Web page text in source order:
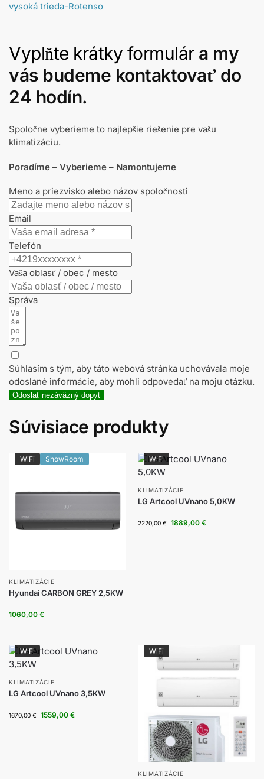
vysoká trieda-Rotenso
Vyplňte krátky formulára my
vás budeme kontaktovať do
24 hodín.
Spoločne vyberieme to najlepšie riešenie pre vašu
klimatizáciu.
Poradíme – Vyberieme – Namontujeme
Meno a priezvisko alebo názov spoločnosti
Email
Telefón
Vaša oblasť / obec / mesto
Správa
Súhlasím s tým, aby táto webová stránka uchovávala moje
odoslané informácie, aby mohli odpovedať na moju otázku.
Odoslať nezáväzný dopyt
Súvisiace produkty
WiFi ShowRoom
KLIMATIZÁCIE
Hyundai CARBON GREY 2,5KW
1060,00 €
WiFi
KLIMATIZÁCIE
LG Artcool UVnano 5,0KW
2220,00€ 1889,00 €
WiFi
KLIMATIZÁCIE
LG Artcool UVnano 3,5KW
1670,00€ 1559,00 €
WiFi
KLIMATIZÁCIE